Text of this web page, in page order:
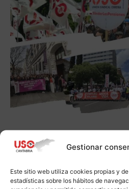
Gestionar
Este sitio web utiliza cookies propias y
estadísticas sobre los hábitos de